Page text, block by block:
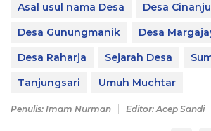
Asal usul nama Desa
Desa
Desa Gunungmanik
Desa
Desa Raharja
Sejarah Desa
Tanjungsari
Umuh Muchtar
Penulis: Imam Nurman Editor: Acep Sandi